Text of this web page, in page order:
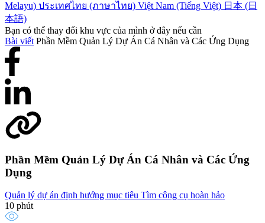
Melayu) ประเทศไทย (ภาษาไทย) Việt Nam (Tiếng Việt) 日本 (日
本語)
Bạn có thể thay đổi khu vực của mình ở đây nếu cần
Bài viết Phần Mềm Quản Lý Dự Án Cá Nhân và Các Ứng Dụng
Phần Mềm Quản Lý Dự Án Cá Nhân và Các Ứng
Dụng
Quản lý dự án định hướng mục tiêu Tìm công cụ hoàn hảo
10 phút